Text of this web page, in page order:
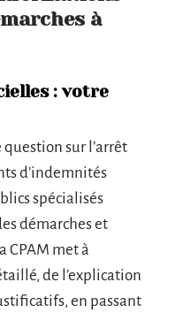
à
: votre
sur l’arrêt
d’indemnités
spécialisés
démarches et
CPAM met à
de l’explication
en passant